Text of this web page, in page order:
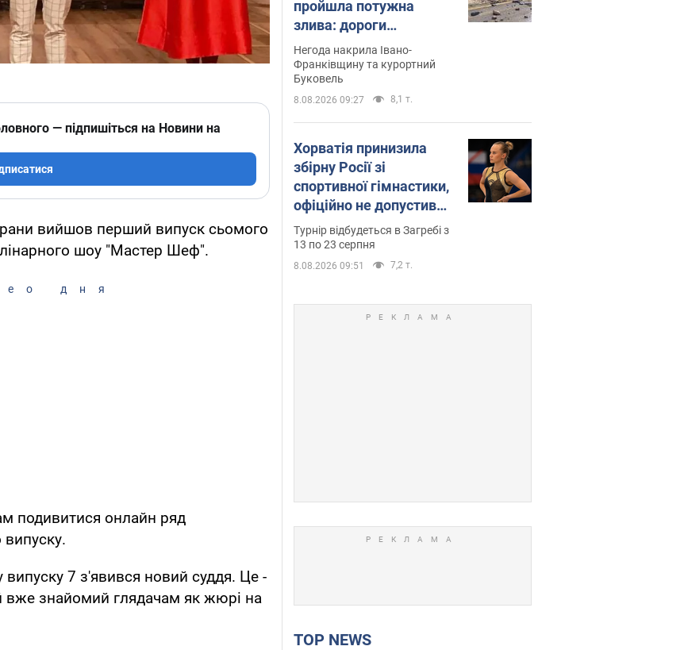
— підпишіться на Новини на
вийшов перший випуск сьомого
шоу "Мастер Шеф".
дня
подивитися онлайн ряд
7 з'явився новий суддя. Це -
вже знайомий глядачам як жюрі на
пройшла потужна
злива: дороги
перетворились на
річки. Відео
Негода накрила Івано-
Франківщину та курортний
Буковель
8.08.2026 09:27 8,1 т.
Хорватія принизила
збірну Росії зі
спортивної гімнастики,
офіційно не допустивши
до чемпіонату Європи
основних спортсменів
Турнір відбудеться в Загребі з
13 по 23 серпня
8.08.2026 09:51 7,2 т.
TOP NEWS